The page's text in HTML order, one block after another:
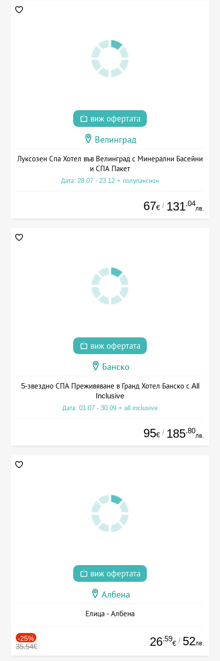
виж офертата
Велинград
Луксозен Спа Хотел във Велинград с Минерални Басейни
и СПА Пакет
Дата: 28.07 - 23.12 + полупансион
67€ / 131.04
лв.
виж офертата
Банско
5-звездно СПА Преживяване в Гранд Хотел Банско с All
Inclusive
Дата: 01.07 - 30.09 + all inclusive
95€ / 185.80
лв.
виж офертата
Албена
Елица - Албена
-25%
35.54€ 26.59
€ / 52лв.